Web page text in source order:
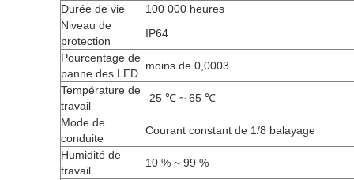
Durée de vie
100 000 heures
Niveau de
protection
IP64
Pourcentage de
panne des LED
moins de 0,0003
Température de
travail
-25 ℃ ~ 65 ℃
Mode de
conduite
Courant constant de 1/8 balayage
Humidité de
travail
10 % ~ 99 %